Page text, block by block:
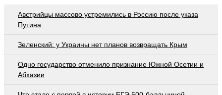
Австрийцы массово устремились в Россию после указа
Путина
Зеленский: у Украины нет планов возвращать Крым
Одно государство отменило признание Южной Осетии и
Абхазии